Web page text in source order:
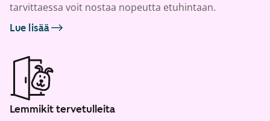
tarvittaessa voit nostaa nopeutta etuhintaan.
Lue lisää
Lemmikit tervetulleita